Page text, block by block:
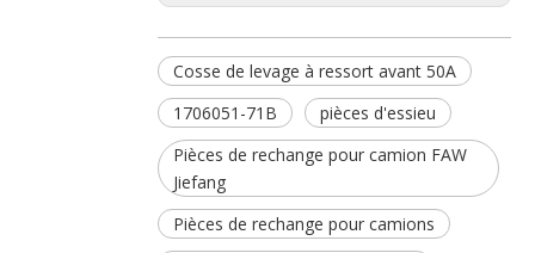
Cosse de levage à ressort avant 50A
1706051-71B
pièces d'essieu
Pièces de rechange pour camion FAW
Jiefang
Pièces de rechange pour camions